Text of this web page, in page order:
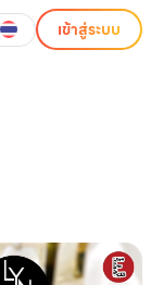
เข้าสู่ระบบ